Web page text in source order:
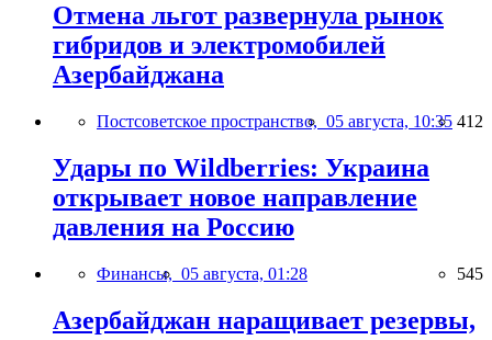
Отмена льгот развернула рынок
гибридов и электромобилей
Азербайджана
Постсоветское пространство, 05 августа, 10:35 412
Удары по Wildberries: Украина
открывает новое направление
давления на Россию
Финансы, 05 августа, 01:28 545
Азербайджан наращивает резервы,